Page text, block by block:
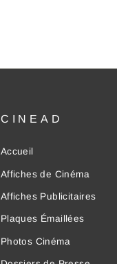
CINEAD
Accueil
Affiches de Cinéma
Affiches Publicitaires
Plaques Émaillées
Photos Cinéma